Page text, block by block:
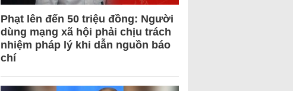
Phạt lên đến 50 triệu đồng: Người
dùng mạng xã hội phải chịu trách
nhiệm pháp lý khi dẫn nguồn báo
chí